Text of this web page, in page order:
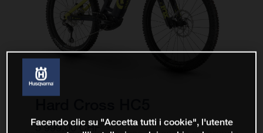
5’999.00 CHF
Facendo clic su "Accetta tutti i cookie", l'utente